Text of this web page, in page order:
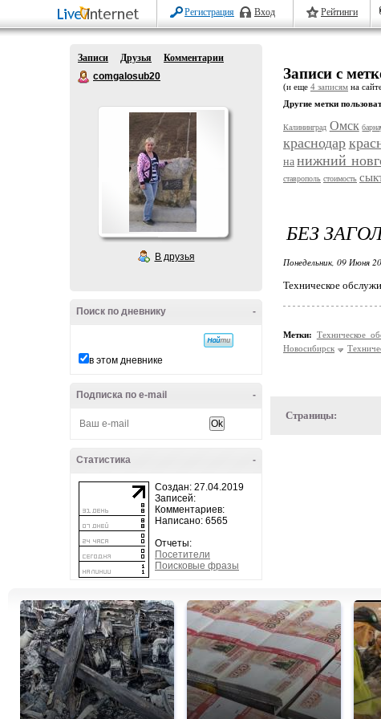
Регистрация Вход Рейтинги
Записи Друзья
Комментарии
comgalosub20
В друзья
-
Поиск по дневнику
в этом дневнике
-
Подписка по e-mail
-
Статистика
Создан: 27.04.2019
Записей:
Комментариев:
Написано: 6565
Отчеты:
Посетители
Поисковые фразы
Записи с
(и еще 4 записям на
Другие метки
Калининград Омск
краснодар
на нижний
ставрополь стоимость
БЕЗ
Понедельник, 09 Июня
Техническое
Метки: Техническое
Новосибирск
Страницы: